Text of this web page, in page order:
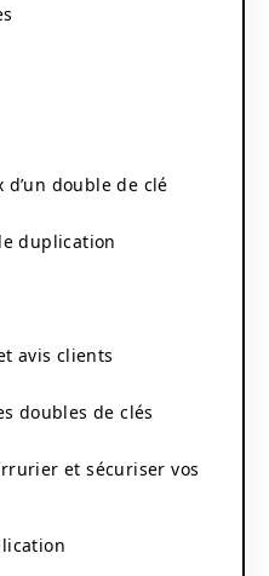
double de clé
duplication
avis clients
doubles de clés
et sécuriser vos